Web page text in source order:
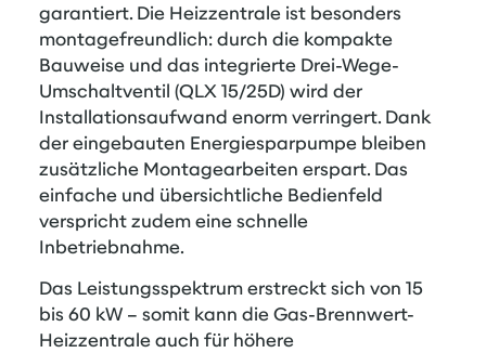
garantiert. Die Heizzentrale ist besonders
montagefreundlich: durch die kompakte
Bauweise und das integrierte Drei-Wege-
Umschaltventil (QLX 15/25D) wird der
Installationsaufwand enorm verringert. Dank
der eingebauten Energiesparpumpe bleiben
zusätzliche Montagearbeiten erspart. Das
einfache und übersichtliche Bedienfeld
verspricht zudem eine schnelle
Inbetriebnahme.
Das Leistungsspektrum erstreckt sich von 15
bis 60 kW – somit kann die Gas-Brennwert-
Heizzentrale auch für höhere